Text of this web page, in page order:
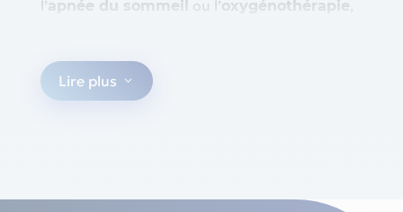
l’apnée du sommeil ou l’oxygénothérapie
une respiration fluide et naturelle.
Contrairement aux masques faciaux, il couvre
garantit une respiration stable et un
Lire plus 3